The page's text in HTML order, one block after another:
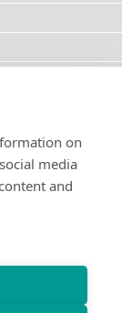
on
media
and